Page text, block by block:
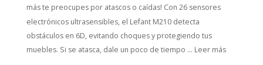
más te preocupes por atascos o caídas! Con 26 sensores
electrónicos ultrasensibles, el Lefant M210 detecta
obstáculos en 6D, evitando choques y protegiendo tus
muebles. Si se atasca, dale un poco de tiempo ... Leer más